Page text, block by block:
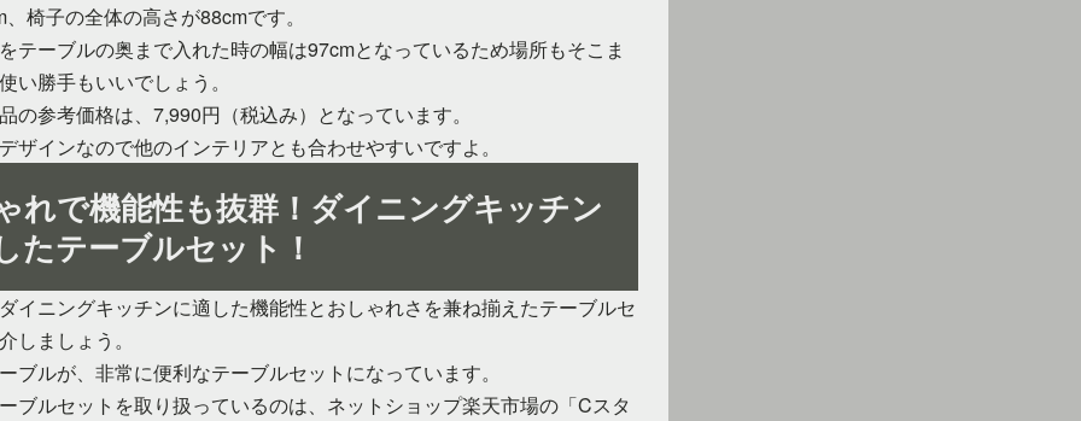
椅子の全体の高さが88cmです。
テーブルの奥まで入れた時の幅は97cmとなっているため場所もそこま
い勝手もいいでしょう。
の参考価格は、7,990円（税込み）となっています。
ザインなので他のインテリアとも合わせやすいですよ。
れで機能性も抜群！ダイニングキッチン
たテーブルセット！
イニングキッチンに適した機能性とおしゃれさを兼ね揃えたテーブルセ
しましょう。
ブルが、非常に便利なテーブルセットになっています。
ブルセットを取り扱っているのは、ネットショップ楽天市場の「Cスタ